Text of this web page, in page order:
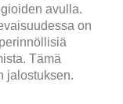
avulla.
on
Tämä
jalostuksen.